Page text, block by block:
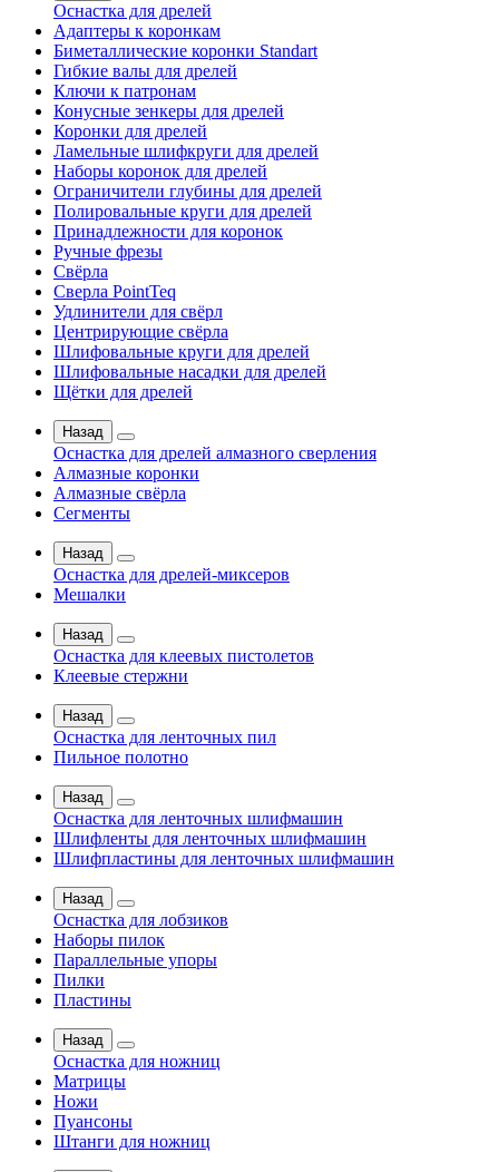
Оснастка для дрелей
Адаптеры к коронкам
Биметаллические коронки Standart
Гибкие валы для дрелей
Ключи к патронам
Конусные зенкеры для дрелей
Коронки для дрелей
Ламельные шлифкруги для дрелей
Наборы коронок для дрелей
Ограничители глубины для дрелей
Полировальные круги для дрелей
Принадлежности для коронок
Ручные фрезы
Свёрла
Сверла PointTeq
Удлинители для свёрл
Центрирующие свёрла
Шлифовальные круги для дрелей
Шлифовальные насадки для дрелей
Щётки для дрелей
Назад
Оснастка для дрелей алмазного сверления
Алмазные коронки
Алмазные свёрла
Сегменты
Назад
Оснастка для дрелей-миксеров
Мешалки
Назад
Оснастка для клеевых пистолетов
Клеевые стержни
Назад
Оснастка для ленточных пил
Пильное полотно
Назад
Оснастка для ленточных шлифмашин
Шлифленты для ленточных шлифмашин
Шлифпластины для ленточных шлифмашин
Назад
Оснастка для лобзиков
Наборы пилок
Параллельные упоры
Пилки
Пластины
Назад
Оснастка для ножниц
Матрицы
Ножи
Пуансоны
Штанги для ножниц